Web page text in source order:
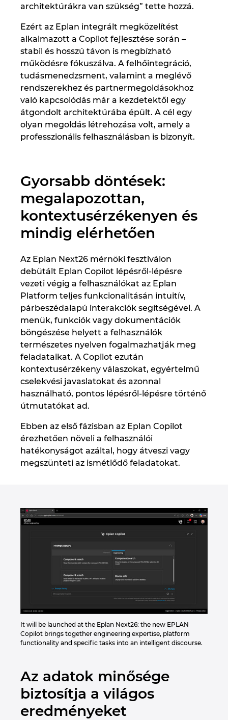
architektúrákra van szükség” tette hozzá.
Ezért az Eplan integrált megközelítést
alkalmazott a Copilot fejlesztése során –
stabil és hosszú távon is megbízható
működésre fókuszálva. A felhőintegráció,
tudásmenedzsment, valamint a meglévő
rendszerekhez és partnermegoldásokhoz
való kapcsolódás már a kezdetektől egy
átgondolt architektúrába épült. A cél egy
olyan megoldás létrehozása volt, amely a
professzionális felhasználásban is bizonyít.
Gyorsabb döntések:
megalapozottan,
kontextusérzékenyen és
mindig elérhetően
Az Eplan Next26 mérnöki fesztiválon
debütált Eplan Copilot lépésről-lépésre
vezeti végig a felhasználókat az Eplan
Platform teljes funkcionalitásán intuitív,
párbeszédalapú interakciók segítségével. A
menük, funkciók vagy dokumentációk
böngészése helyett a felhasználók
természetes nyelven fogalmazhatják meg
feladataikat. A Copilot ezután
kontextusérzékeny válaszokat, egyértelmű
cselekvési javaslatokat és azonnal
használható, pontos lépésről‑lépésre történő
útmutatókat ad.
Ebben az első fázisban az Eplan Copilot
érezhetően növeli a felhasználói
hatékonyságot azáltal, hogy átveszi vagy
megszünteti az ismétlődő feladatokat.
It will be launched at the Eplan Next26: the new EPLAN
Copilot brings together engineering expertise, platform
functionality and specific tasks into an intelligent discourse.
Az adatok minősége
biztosítja a világos
eredményeket
Slovenia
South Africa
South Korea
Spain
Sweden
Thailand
Turkey
Ukraine
United Arab Emirates
United Kingdom
United States